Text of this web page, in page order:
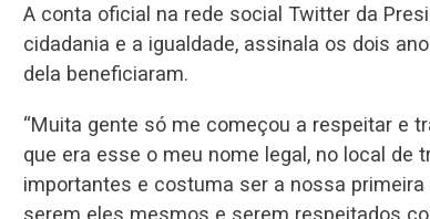
A conta oficial na rede social Twitter da
cidadania e a igualdade, assinala os dois
dela beneficiaram.
“Muita gente só me começou a respeitar e
que era esse o meu nome legal, no local de
importantes e costuma ser a nossa
serem eles mesmos e serem respeitados